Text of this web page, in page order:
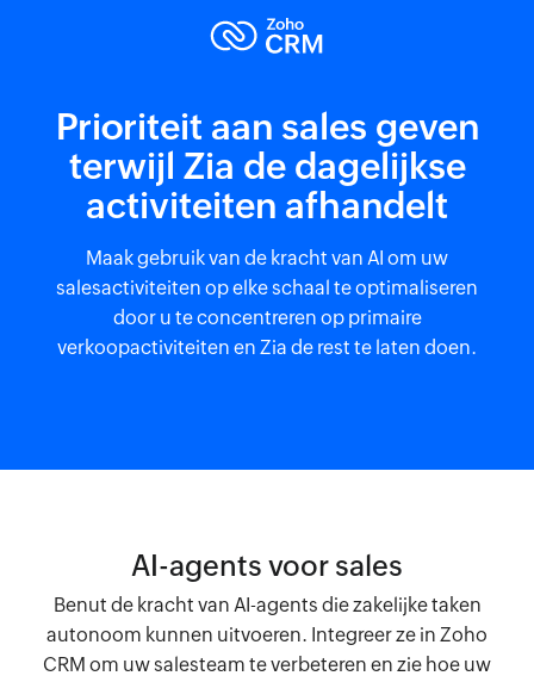
Prioriteit aan sales geven
terwijl Zia de dagelijkse
activiteiten afhandelt
Maak gebruik van de kracht van AI om uw
salesactiviteiten op elke schaal te optimaliseren
door u te concentreren op primaire
verkoopactiviteiten en Zia de rest te laten doen.
AI-agents voor sales
Benut de kracht van AI-agents die zakelijke taken
autonoom kunnen uitvoeren. Integreer ze in Zoho
CRM om uw salesteam te verbeteren en zie hoe uw